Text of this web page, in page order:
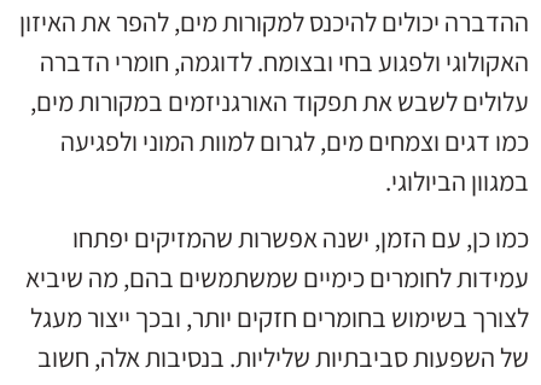
ההדברה יכולים להיכנס למקורות מים, להפר את האיזון
האקולוגי ולפגוע בחי ובצומח. לדוגמה, חומרי הדברה
עלולים לשבש את תפקוד האורגניזמים במקורות מים,
כמו דגים וצמחים מים, לגרום למוות המוני ולפגיעה
במגוון הביולוגי.
כמו כן, עם הזמן, ישנה אפשרות שהמזיקים יפתחו
עמידות לחומרים כימיים שמשתמשים בהם, מה שיביא
לצורך בשימוש בחומרים חזקים יותר, ובכך ייצור מעגל
של השפעות סביבתיות שליליות. בנסיבות אלה, חשוב